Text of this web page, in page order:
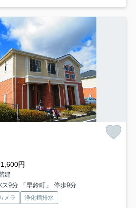
円
建
ス9分 「早鈴町」 停歩9分
メラ 浄化槽排水